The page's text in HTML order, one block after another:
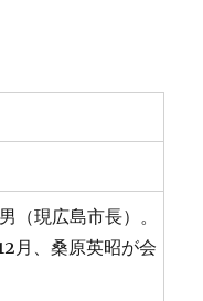
（現広島市長）。
月、桑原英昭が会